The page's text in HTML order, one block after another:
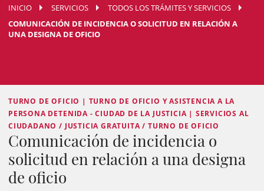
INICIO SERVICIOS
TODOS LOS TRÁMITES Y SERVICIOS
COMUNICACIÓN DE INCIDENCIA O SOLICITUD EN RELACIÓN A
UNA DESIGNA DE OFICIO
TURNO DE OFICIO | TURNO DE OFICIO Y ASISTENCIA A LA
PERSONA DETENIDA - CIUDAD DE LA JUSTICIA | SERVICIOS AL
CIUDADANO / JUSTICIA GRATUITA / TURNO DE OFICIO
Comunicación de incidencia o
solicitud en relación a una designa
de oficio